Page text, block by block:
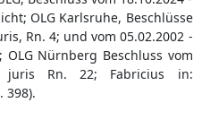
OLG Karlsruhe, Beschlüsse
Rn. 4; und vom 05.02.2002 -
Nürnberg Beschluss vom
Rn. 22; Fabricius in:
398).